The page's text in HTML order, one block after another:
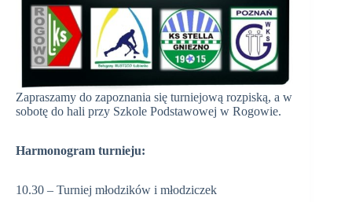
Zapraszamy do zapoznania się turniejową rozpiską, a w
sobotę do hali przy Szkole Podstawowej w Rogowie.
Harmonogram turnieju:
10.30 – Turniej młodzików i młodziczek